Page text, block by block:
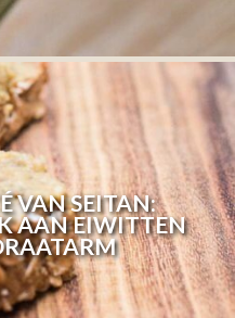
VAN SEITAN:
AAN EIWITTEN